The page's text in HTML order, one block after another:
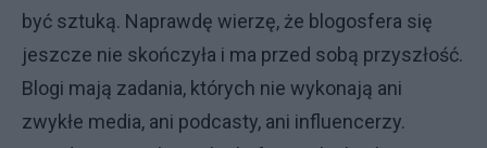
być sztuką. Naprawdę wierzę, że blogosfera się
jeszcze nie skończyła i ma przed sobą przyszłość.
Blogi mają zadania, których nie wykonają ani
zwykłe media, ani podcasty, ani influencerzy.